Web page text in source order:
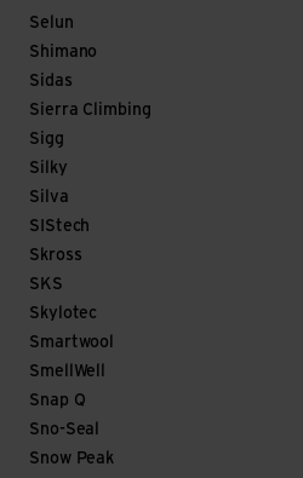
Selun
Shimano
Sidas
Sierra Climbing
Sigg
Silky
Silva
SIStech
Skross
SKS
Skylotec
Smartwool
SmellWell
Snap Q
Sno-Seal
Snow Peak